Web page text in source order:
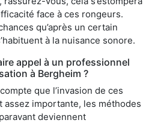
face à ces rongeurs.
qu’après un certain
à la nuisance sonore.
appel à un professionnel
à Bergheim ?
que l’invasion de ces
assez importante, les méthodes
deviennent